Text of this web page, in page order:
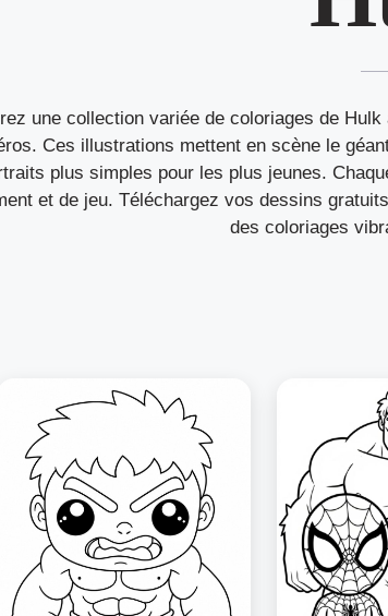
une collection variée de coloriages de
Ces illustrations mettent en scène le
plus simples pour les plus jeunes.
et de jeu. Téléchargez vos dessins
des coloriages